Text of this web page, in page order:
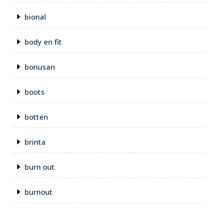
bional
body en fit
bonusan
boots
botten
brinta
burn out
burnout